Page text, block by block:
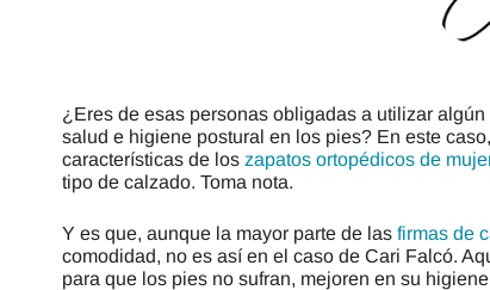
¿Eres de esas personas obligadas a utilizar
salud e higiene postural en los pies? En este
características de los zapatos ortopédicos de
tipo de calzado. Toma nota.
Y es que, aunque la mayor parte de las firmas de
comodidad, no es así en el caso de Cari Falcó.
para que los pies no sufran, mejoren en su